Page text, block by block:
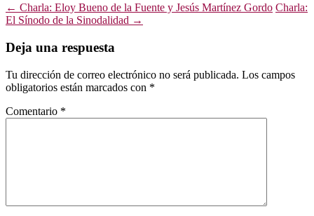
Navegación
de
entradas
← Charla: Eloy Bueno de la Fuente y Jesús Martínez Gordo Charla:
El Sínodo de la Sinodalidad →
Deja una respuesta
Tu dirección de correo electrónico no será publicada. Los campos
obligatorios están marcados con *
Comentario *